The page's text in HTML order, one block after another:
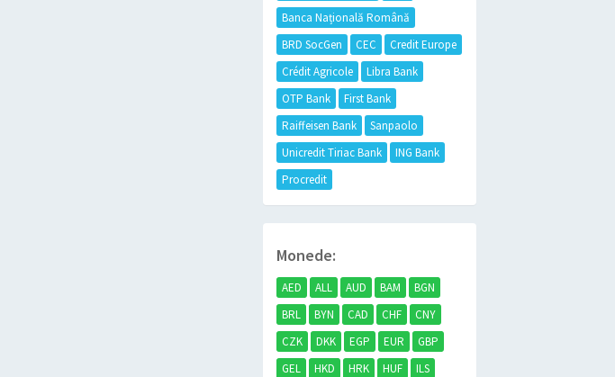
Banca Națională Română
BRD SocGen
CEC
Credit Europe
Crédit Agricole
Libra Bank
OTP Bank
First Bank
Raiffeisen Bank
Sanpaolo
Unicredit Tiriac Bank
ING Bank
Procredit
Monede:
AED ALL AUD BAM
BGN
BRL
BYN CAD CHF
CNY
CZK
DKK EGP EUR
GBP
GEL
HKD HRK HUF
ILS